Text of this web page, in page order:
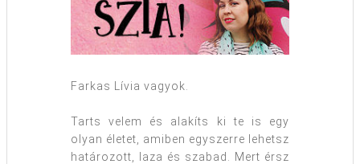
Farkas Lívia vagyok.
Tarts velem és alakíts ki te is egy
olyan életet, amiben egyszerre lehetsz
határozott, laza és szabad. Mert érsz